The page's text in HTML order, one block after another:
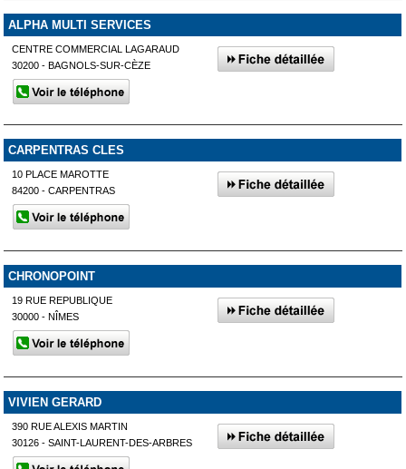
ALPHA MULTI SERVICES
CENTRE COMMERCIAL LAGARAUD
30200 - BAGNOLS-SUR-CÈZE
CARPENTRAS CLES
10 PLACE MAROTTE
84200 - CARPENTRAS
CHRONOPOINT
19 RUE REPUBLIQUE
30000 - NÎMES
VIVIEN GERARD
390 RUE ALEXIS MARTIN
30126 - SAINT-LAURENT-DES-ARBRES